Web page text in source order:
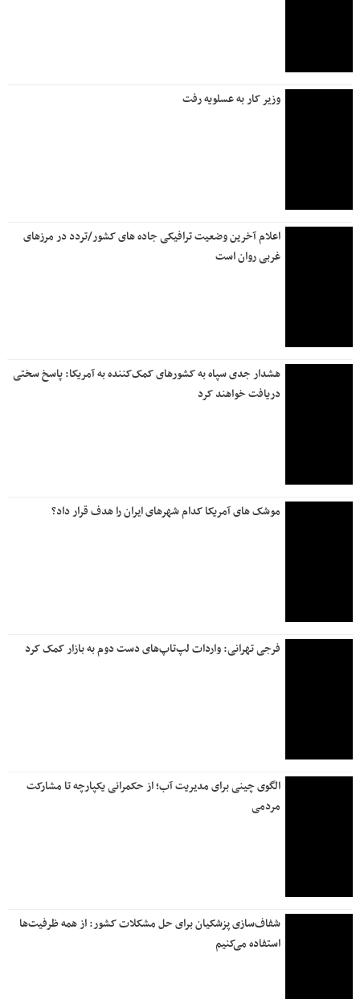
وزیر کار به عسلویه رفت
اعلام آخرین وضعیت ترافیکی جاده های کشور/تردد در مرزهای
غربی روان است
هشدار جدی سپاه به کشورهای کمک‌کننده به آمریکا: پاسخ سختی
دریافت خواهند کرد
موشک های آمریکا کدام شهرهای ایران را هدف قرار داد؟
فرجی تهرانی: واردات لپ‌تاپ‌های دست دوم به بازار کمک کرد
الگوی چینی برای مدیریت آب؛ از حکمرانی یکپارچه تا مشارکت
مردمی
شفاف‌سازی پزشکیان برای حل مشکلات کشور: از همه ظرفیت‌ها
استفاده می‌کنیم